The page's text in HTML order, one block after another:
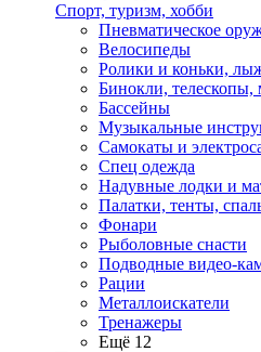
Спорт, туризм, хобби
Пневматическое
Велосипеды
Ролики и коньки,
Бинокли, телескопы,
Бассейны
Музыкальные
Самокаты и
Спец одежда
Надувные лодки и
Палатки, тенты,
Фонари
Рыболовные снасти
Подводные видео-
Рации
Металлоискатели
Тренажеры
Ещё 12